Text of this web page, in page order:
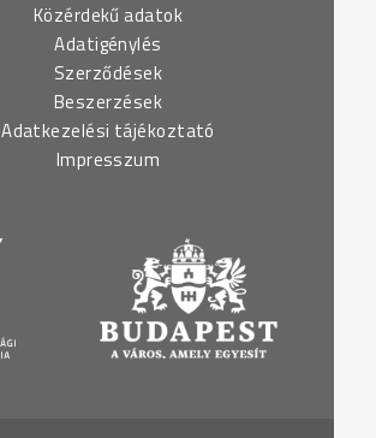
Közérdekű adatok
Adatigénylés
Szerződések
Beszerzések
Adatkezelési tájékoztató
Impresszum